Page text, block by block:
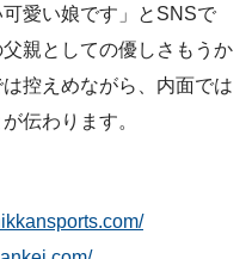
愛い娘です」とSNSで
親としての優しさもうか
控えめながら、内面では
伝わります。